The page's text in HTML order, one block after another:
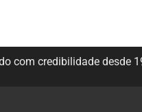
com credibilidade desde